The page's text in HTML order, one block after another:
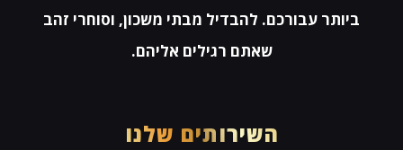
ביותר עבורכם. להבדיל מבתי משכון, וסוחרי זהב
שאתם רגילים אליהם.
השירותים שלנו